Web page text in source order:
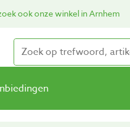
ook onze winkel in Arnhem